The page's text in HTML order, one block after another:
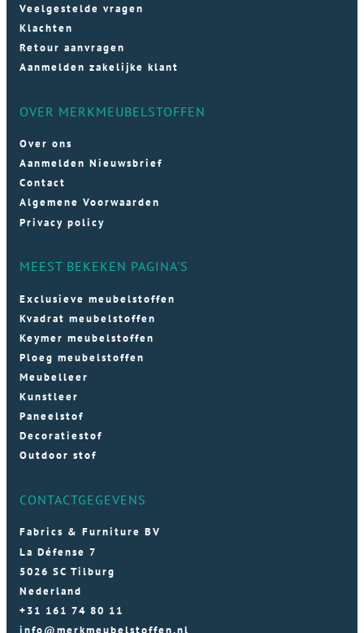
Veelgestelde vragen
Klachten
Retour aanvragen
Aanmelden zakelijke klant
OVER MERKMEUBELSTOFFEN
Over ons
Aanmelden Nieuwsbrief
Contact
Algemene Voorwaarden
Privacy policy
MEEST BEKEKEN PAGINA'S
Exclusieve meubelstoffen
Kvadrat meubelstoffen
Keymer meubelstoffen
Ploeg meubelstoffen
Meubelleer
Kunstleer
Paneelstof
Decoratiestof
Outdoor stof
CONTACTGEGEVENS
Fabrics & Furniture BV
La Défense 7
5026 SC Tilburg
Nederland
+31 161 74 80 11
info@merkmeubelstoffen.nl